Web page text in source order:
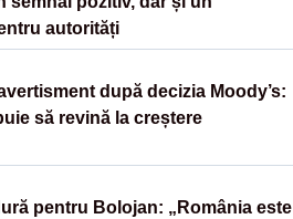
autorități
după decizia Moody’s:
să revină la creștere
pentru Bolojan: „România este